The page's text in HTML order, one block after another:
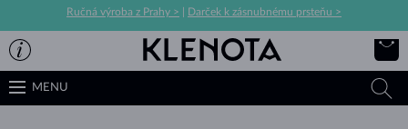
Ručná výroba z Prahy > Darček k zásnubnému prsteňu >
MENU